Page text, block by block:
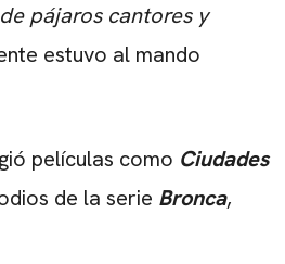
pájaros cantores y
estuvo al mando
películas como Ciudades
de la serie Bronca,